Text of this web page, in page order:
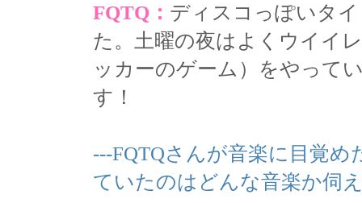
FQTQ： ディスコっぽいタ
た。土曜の夜はよくウイイ
ッカーのゲーム）をやって
す！
---FQTQさんが音楽に目覚
ていたのはどんな音楽か伺